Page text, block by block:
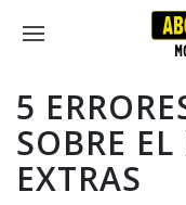
content
Menu
5
SOBRE
EXTRAS